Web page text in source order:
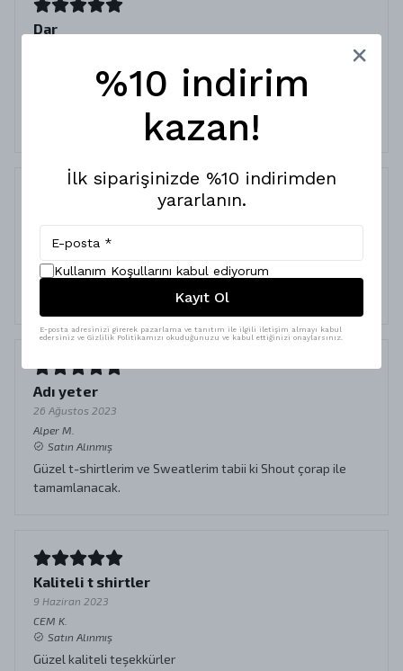
Dar
Satın Alınmış
23 Eylül 2023
Yunus EmreK.
Satın Alınmış
Dikiş tarzı ve ergonomik bütünlüğü göz dolduruyor.
Adı yeter
26 Ağustos 2023
Alper M.
Satın Alınmış
Güzel t-shirtlerim ve Sweatlerim tabii ki Shout çorap ile
tamamlanacak.
Kaliteli t shirtler
9 Haziran 2023
CEM K.
Satın Alınmış
Güzel kaliteli teşekkürler
%10 indirim
kazan!
İlk siparişinizde %10 indirimden
yararlanın.
Kullanım Koşullarını kabul ediyorum
Kayıt Ol
E-posta adresinizi girerek pazarlama ve tanıtım ile ilgili iletişim almayı kabul
edersiniz ve Gizlilik Politikamızı okuduğunuzu ve kabul ettiğinizi onaylarsınız.